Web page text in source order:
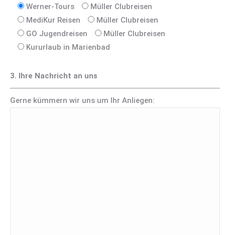
Werner-Tours
Müller Clubreisen
MediKur Reisen
Müller Clubreisen
GO Jugendreisen
Müller Clubreisen
Kururlaub in Marienbad
3. Ihre Nachricht an uns
Gerne kümmern wir uns um Ihr Anliegen: